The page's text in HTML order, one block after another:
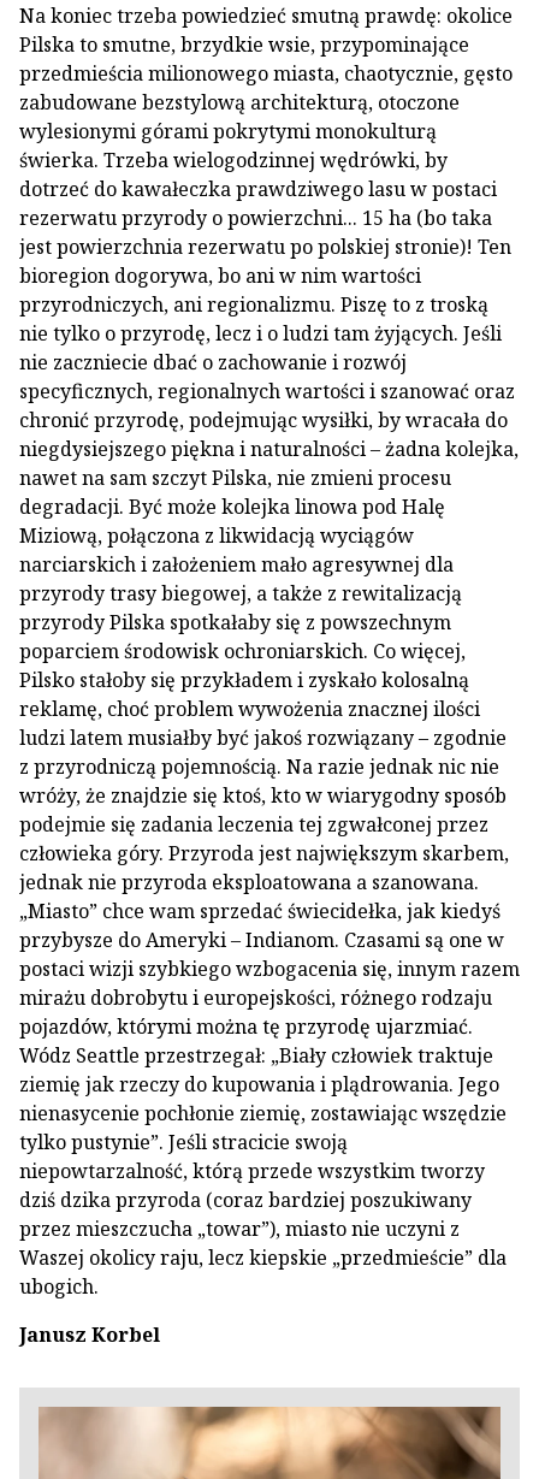
Na koniec trzeba powiedzieć smutną prawdę: okolice
Pilska to smutne, brzydkie wsie, przypominające
przedmieścia milionowego miasta, chaotycznie, gęsto
zabudowane bezstylową architekturą, otoczone
wylesionymi górami pokrytymi monokulturą
świerka. Trzeba wielogodzinnej wędrówki, by
dotrzeć do kawałeczka prawdziwego lasu w postaci
rezerwatu przyrody o powierzchni... 15 ha (bo taka
jest powierzchnia rezerwatu po polskiej stronie)! Ten
bioregion dogorywa, bo ani w nim wartości
przyrodniczych, ani regionalizmu. Piszę to z troską
nie tylko o przyrodę, lecz i o ludzi tam żyjących. Jeśli
nie zaczniecie dbać o zachowanie i rozwój
specyficznych, regionalnych wartości i szanować oraz
chronić przyrodę, podejmując wysiłki, by wracała do
niegdysiejszego piękna i naturalności – żadna kolejka,
nawet na sam szczyt Pilska, nie zmieni procesu
degradacji. Być może kolejka linowa pod Halę
Miziową, połączona z likwidacją wyciągów
narciarskich i założeniem mało agresywnej dla
przyrody trasy biegowej, a także z rewitalizacją
przyrody Pilska spotkałaby się z powszechnym
poparciem środowisk ochroniarskich. Co więcej,
Pilsko stałoby się przykładem i zyskało kolosalną
reklamę, choć problem wywożenia znacznej ilości
ludzi latem musiałby być jakoś rozwiązany – zgodnie
z przyrodniczą pojemnością. Na razie jednak nic nie
wróży, że znajdzie się ktoś, kto w wiarygodny sposób
podejmie się zadania leczenia tej zgwałconej przez
człowieka góry. Przyroda jest największym skarbem,
jednak nie przyroda eksploatowana a szanowana.
„Miasto” chce wam sprzedać świecidełka, jak kiedyś
przybysze do Ameryki – Indianom. Czasami są one w
postaci wizji szybkiego wzbogacenia się, innym razem
mirażu dobrobytu i europejskości, różnego rodzaju
pojazdów, którymi można tę przyrodę ujarzmiać.
Wódz Seattle przestrzegał: „Biały człowiek traktuje
ziemię jak rzeczy do kupowania i plądrowania. Jego
nienasycenie pochłonie ziemię, zostawiając wszędzie
tylko pustynie”. Jeśli stracicie swoją
niepowtarzalność, którą przede wszystkim tworzy
dziś dzika przyroda (coraz bardziej poszukiwany
przez mieszczucha „towar”), miasto nie uczyni z
Waszej okolicy raju, lecz kiepskie „przedmieście” dla
ubogich.
Janusz Korbel